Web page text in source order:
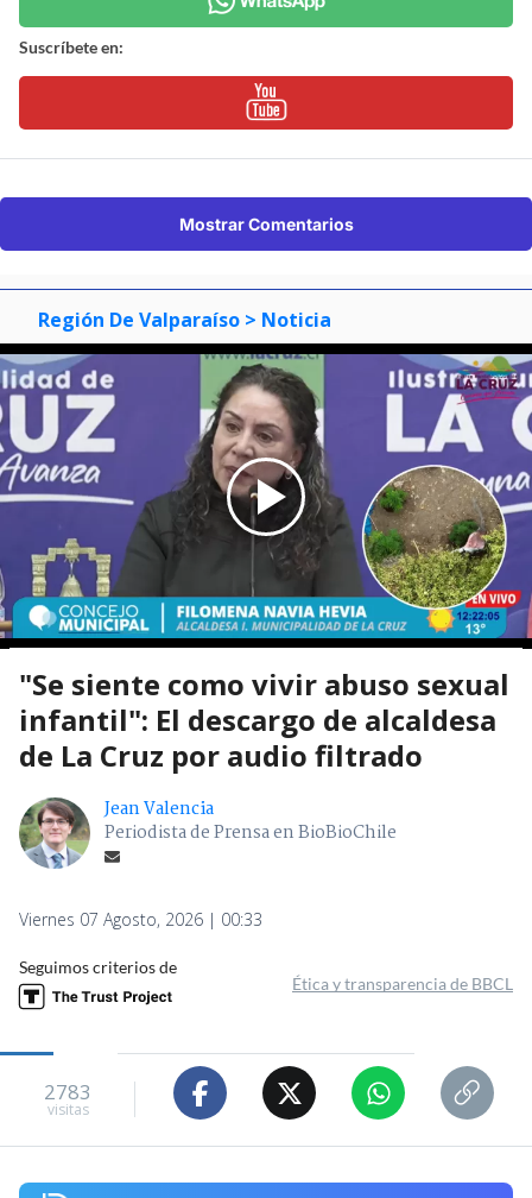
Suscríbete en:
Mostrar Comentarios
Región De Valparaíso > Noticia
"Se siente como vivir abuso sexual
infantil": El descargo de alcaldesa
de La Cruz por audio filtrado
Jean Valencia
Periodista de Prensa en BioBioChile
Viernes 07 Agosto, 2026 | 00:33
Seguimos criterios de
Ética y transparencia de BBCL
2783
visitas